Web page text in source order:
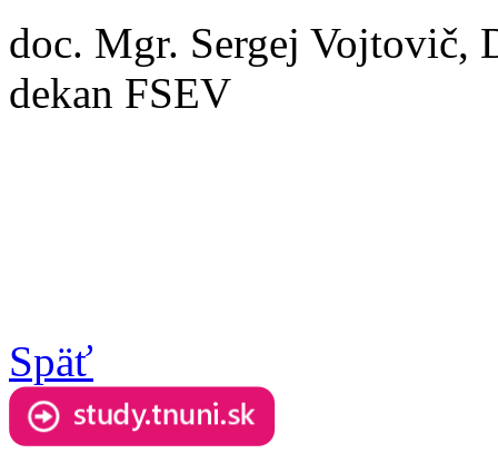
doc. Mgr. Sergej Vojtovič,
dekan FSEV
Späť